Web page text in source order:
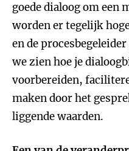
goede dialoog om
worden er tegelijk
en de
we zien hoe je
voorbereiden,
maken door het
liggende waarden.